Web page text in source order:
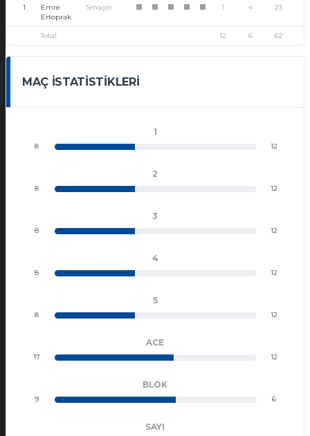
1
Emre
Ertoprak
Smaçör 1 4 23
Total 12 6 62
MAÇ İSTATISTIKLERI
1
8 12
2
8 12
3
8 12
4
8 12
5
8 12
ACE
17 12
BLOK
9 6
SAYI